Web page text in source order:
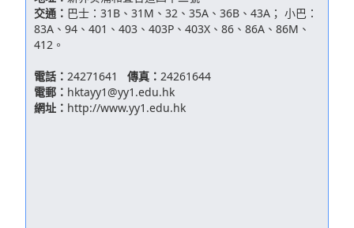
交通： 巴士：31B、31M、32、35A、36B、43A； 小巴：
83A、94、401、403、403P、403X、86、86A、86M、
412。
電話： 24271641 傳真： 24261644
電郵： hktayy1@yy1.edu.hk
網址： http://www.yy1.edu.hk